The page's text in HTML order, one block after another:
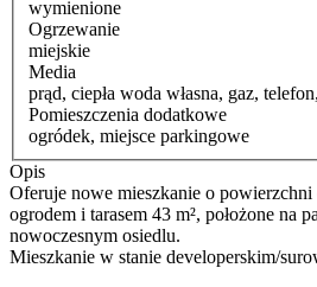
wymienione
Ogrzewanie
miejskie
Media
prąd, ciepła woda własna, gaz,
Pomieszczenia dodatkowe
ogródek, miejsce parkingowe
Opis
Oferuje nowe mieszkanie o powierzchni
ogrodem i tarasem 43 m², położone na
nowoczesnym osiedlu.
Mieszkanie w stanie developerskim/